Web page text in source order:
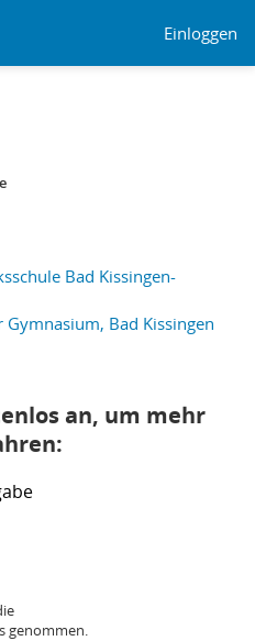
Einloggen
Bad Kissingen-
Gymnasium, Bad Kissingen
an, um mehr
genommen.